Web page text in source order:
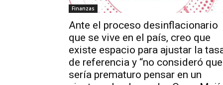
Finanzas
Ante el proceso desinflacionario
que se vive en el país, creo que
existe espacio para ajustar la
de referencia y “no consideró que
sería prematuro pensar en un